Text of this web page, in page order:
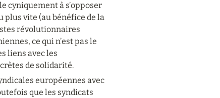
cyniquement à s’opposer
plus vite (au bénéfice de la
révolutionnaires
ce qui n’est pas le
liens avec les
de solidarité.
européennes avec
que les syndicats